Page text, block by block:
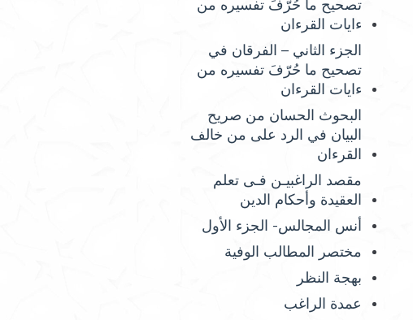
تصحيح ما حُرّفَ تفسيره من
ءايات القرءان
الجزء الثاني – الفرقان في
تصحيح ما حُرّفَ تفسيره من
ءايات القرءان
البحوث الحسان من صريح
البيان في الرد على من خالف
القرءان
مقصد الراغبيـن فـى تعلم
العقيدة وأحكام الدين
أنس المجالس- الجزء الأول
مختصر المطالب الوفية
بهجة النظر
عمدة الراغب